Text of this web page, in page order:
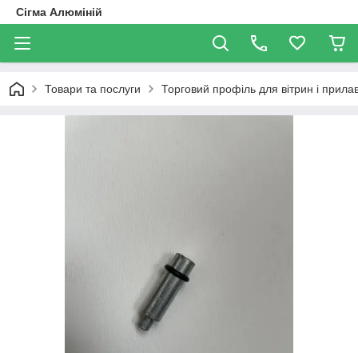
Сігма Алюміній
Товари та послуги Торговий профіль для вітрин і